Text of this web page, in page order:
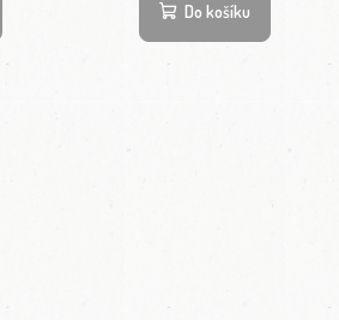
Do košíku